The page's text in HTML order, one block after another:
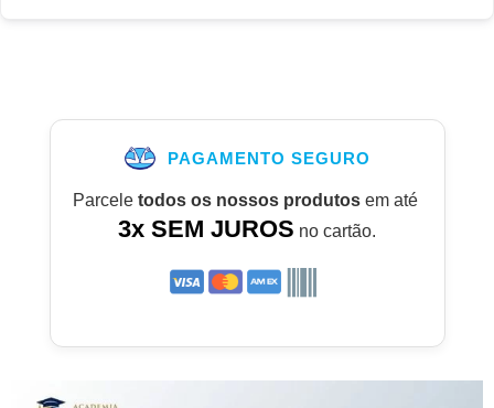
PAGAMENTO SEGURO
Parcele todos os nossos produtosem até
3x SEM JUROS no cartão.